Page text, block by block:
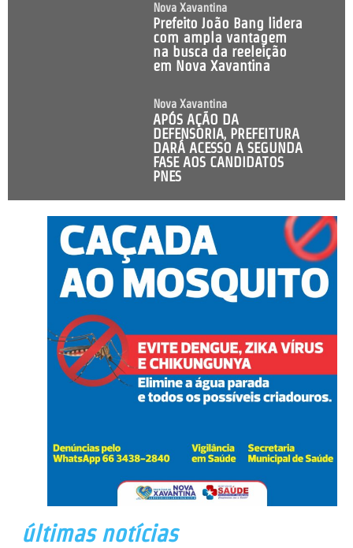
Nova Xavantina
Prefeito João Bang lidera
com ampla vantagem
na busca da reeleição
em Nova Xavantina
Nova Xavantina
APÓS AÇÃO DA
DEFENSORIA, PREFEITURA
DARÁ ACESSO A SEGUNDA
FASE AOS CANDIDATOS
PNES
últimas notícias